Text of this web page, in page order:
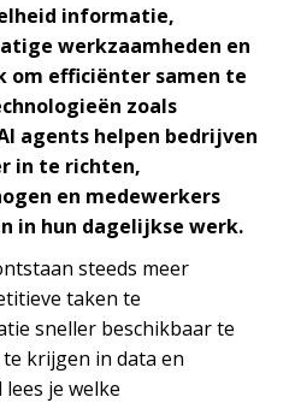
informatie,
werkzaamheden en
om efficiënter samen te
zoals
agents helpen bedrijven
in te richten,
en medewerkers
in hun dagelijkse werk.
steeds meer
taken te
sneller beschikbaar te
krijgen in data en
je welke